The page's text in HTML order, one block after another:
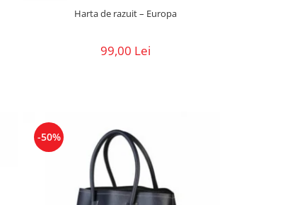
Harta de razuit – Europa
99,00 Lei
-50%